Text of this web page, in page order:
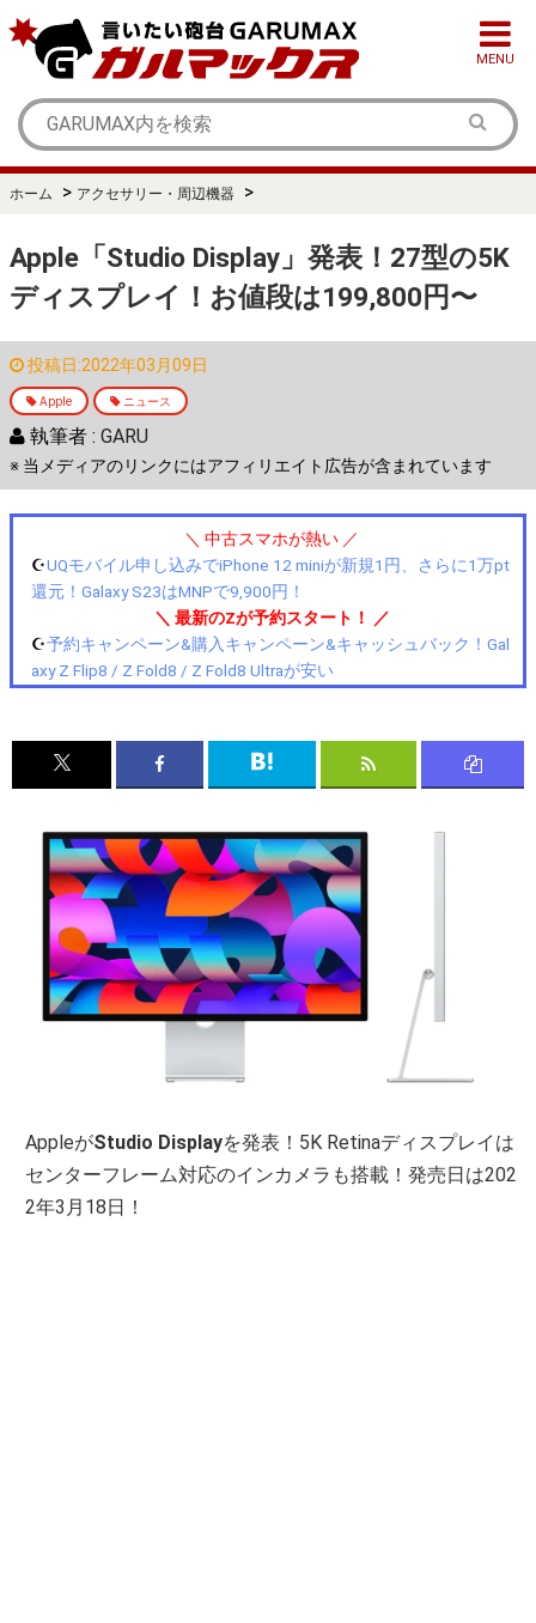
MENU
ホーム > アクセサリー・周辺機器 >
Apple「Studio Display」発表！27型の5K
ディスプレイ！お値段は199,800円〜
投稿日:2022年03月09日
Apple ニュース
執筆者 : GARU
※ 当メディアのリンクにはアフィリエイト広告が含まれています
＼ 中古スマホが熱い ／
☪️UQモバイル申し込みでiPhone 12 miniが新規1円、さらに1万pt
還元！Galaxy S23はMNPで9,900円！
＼ 最新のZが予約スタート！ ／
☪️予約キャンペーン&購入キャンペーン&キャッシュバック！Gal
axy Z Flip8 / Z Fold8 / Z Fold8 Ultraが安い
AppleがStudio Displayを発表！5K Retinaディスプレイは
センターフレーム対応のインカメラも搭載！発売日は202
2年3月18日！